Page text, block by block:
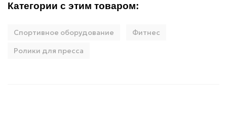
Категории с этим товаром:
Спортивное оборудование
Фитнес
Ролики для пресса